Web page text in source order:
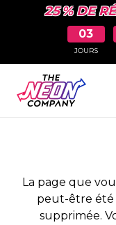
25 % DE
03
JOURS
PAGE
La page que
peut-être été
supprimée.